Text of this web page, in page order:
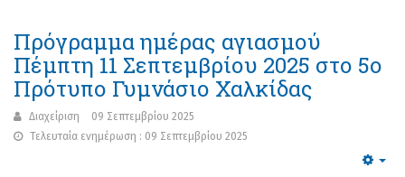
Πρόγραμμα ημέρας αγιασμού
Πέμπτη 11 Σεπτεμβρίου 2025 στο 5ο
Πρότυπο Γυμνάσιο Χαλκίδας
Διαχείριση
09 Σεπτεμβρίου 2025
Τελευταία ενημέρωση : 09 Σεπτεμβρίου 2025